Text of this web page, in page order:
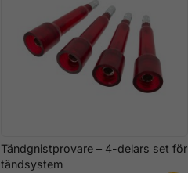
Tändgnistprovare – 4-delars set för
tändsystem